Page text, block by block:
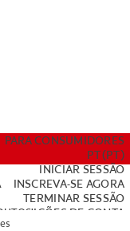
PROFISSIONAL
PARA CONSUMIDORES
PT (PT)
INICIAR SESSÃO
INSCREVA-SE AGORA
TERMINAR SESSÃO
DEFINIÇÕES DE CONTA